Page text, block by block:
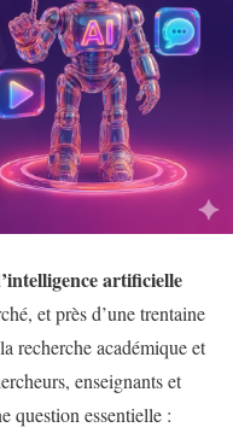
artificielle
et près d’une trentaine
recherche académique et
enseignants et
question essentielle :